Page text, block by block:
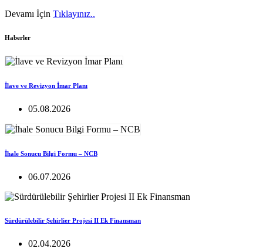
Devamı İçin Tıklayınız..
Haberler
İlave ve Revizyon İmar Planı
05.08.2026
İhale Sonucu Bilgi Formu – NCB
06.07.2026
Sürdürülebilir Şehirlier Projesi II Ek Finansman
02.04.2026